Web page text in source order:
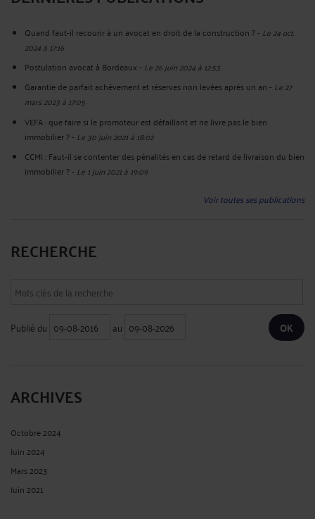
Quand faut-il recourir à un avocat en droit de la construction ?- Le 24 oct.
2024 à 17:16
Postulation avocat à Bordeaux- Le 26 juin 2024 à 12:53
Garantie de parfait achèvement et réserves non levées après un an- Le 27
mars 2023 à 17:05
VEFA : que faire si le promoteur est défaillant et ne livre pas le bien
immobilier ?- Le 30 juin 2021 à 18:02
CCMI : Faut-il se contenter des pénalités en cas de retard de livraison du bien
immobilier ?- Le 1 juin 2021 à 19:09
Voir toutes ses publications
RECHERCHE
Publié du au
ARCHIVES
Octobre 2024
Juin 2024
Mars 2023
Juin 2021